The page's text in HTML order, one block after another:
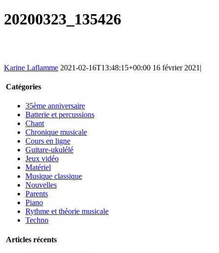
20200323_135426
Karine Laflamme 2021-02-16T13:48:15+00:00 16 février 2021 |
Catégories
35ème anniversaire
Batterie et percussions
Chant
Chronique musicale
Cours en ligne
Guitare-ukulélé
Jeux vidéo
Matériel
Musique classique
Nouvelles
Parents
Piano
Rythme et théorie musicale
Techno
Articles récents